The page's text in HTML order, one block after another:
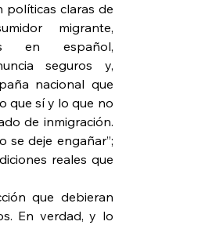
políticas claras de
migrante,
en español,
seguros y,
nacional que
que sí y lo que no
de inmigración.
se deje engañar”;
reales que
que debieran
En verdad, y lo